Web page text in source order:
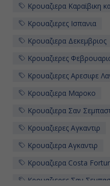
Κρουαζιερα Καραϊβικη
Κρουαζιερες Ισπανια
Κρουαζιερα Δεκεμβριος
Κρουαζιερες
Κρουαζιερες Αρεσιφε
Κρουαζιερα Μαροκο
Κρουαζιερα Σαν
Κρουαζιερες Αγκαντιρ
Κρουαζιερα Αγκαντιρ
Κρουαζιερα Costa
Κρουαζιερες Σαν